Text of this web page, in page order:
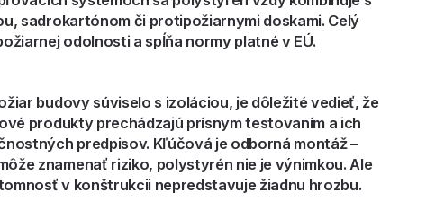
sadrokartónom či protipožiarnymi doskami. Celý
odolnosti a spĺňa normy platné v EÚ.
budovy súviselo s izoláciou, je dôležité vedieť, že
produkty prechádzajú prísnym testovaním a ich
predpisov. Kľúčová je odborná montáž –
znamenať riziko, polystyrén nie je výnimkou. Ale
v konštrukcii nepredstavuje žiadnu hrozbu.